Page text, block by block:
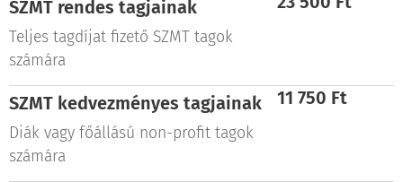
SZMT rendes tagjainak
Teljes tagdíjat fizető SZMT tagok
számára
SZMT kedvezményes tagjainak
Diák vagy főállású non-profit tagok
számára
11 750 Ft